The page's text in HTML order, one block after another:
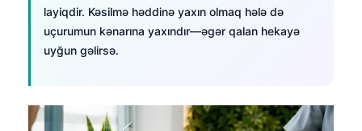
layiqdir. Kəsilmə həddinə yaxın olmaq hələ də
uçurumun kənarına yaxındır—əgər qalan hekayə
uyğun gəlirsə.